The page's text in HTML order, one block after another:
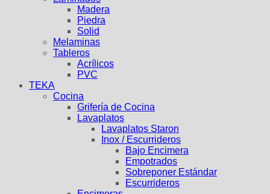
Madera
Piedra
Solid
Melaminas
Tableros
Acrílicos
PVC
TEKA
Cocina
Grifería de Cocina
Lavaplatos
Lavaplatos Staron
Inox / Escurrideros
Bajo Encimera
Empotrados
Sobreponer Estándar
Escurrideros